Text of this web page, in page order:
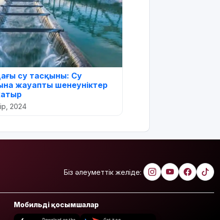
су тасқыны: Су
жауапты шенеуніктер
2024
Біз әлеуметтік желіде:
Мобильді қосымшалар